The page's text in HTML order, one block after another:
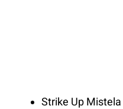
Strike Up